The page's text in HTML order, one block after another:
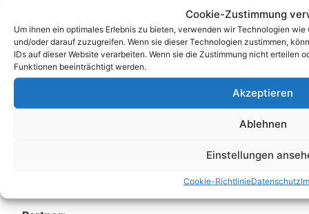
Cookie-Zustimmung
Um ihnen ein optimales Erlebnis zu bieten, verwenden wir Technologien
und/oder darauf zuzugreifen. Wenn sie dieser Technologien zustimmen,
IDs auf dieser Website verarbeiten. Wenn sie die Zustimmung nicht erteilen
Funktionen beeinträchtigt werden.
Akzeptieren
Ablehnen
Einstellungen
Cookie-RichtlinieDatenschutz
Unsere Korrespondenz-Adressen*:
Berlin
Wittestraße 30k, 13509 Berlin
berlin@e-service-check.de
sondern um reine Korrespondenz-Adressen, an die Sie Ihre Anrufe und Post